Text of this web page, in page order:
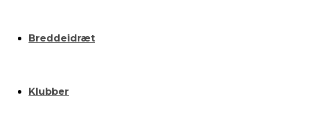
Breddeidræt
Klubber